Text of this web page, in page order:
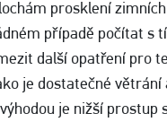
prosklení
případě počítat s
další opatření pro
je dostatečné větrání
je nižší prostup